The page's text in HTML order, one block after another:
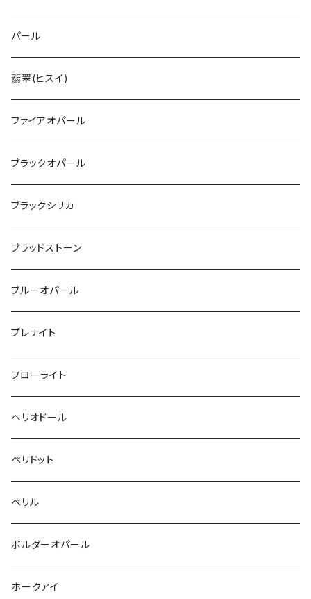
パール
翡翠(ヒスイ)
ファイアオパール
ブラックオパール
ブラックシリカ
ブラッドストーン
ブルーオパール
プレナイト
フローライト
ヘリオドール
ペリドット
ベリル
ボルダーオパール
ホークアイ